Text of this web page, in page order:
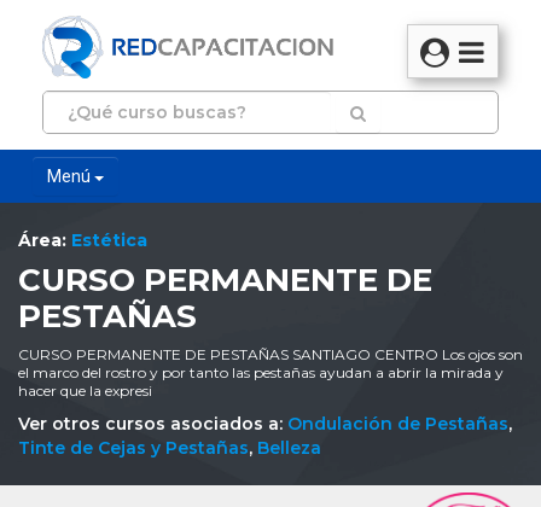
Menú
Área: Estética
CURSO PERMANENTE DE
PESTAÑAS
CURSO PERMANENTE DE PESTAÑAS SANTIAGO CENTRO Los ojos son
el marco del rostro y por tanto las pestañas ayudan a abrir la mirada y
hacer que la expresi
Ver otros cursos asociados a: Ondulación de Pestañas,
Tinte de Cejas y Pestañas, Belleza